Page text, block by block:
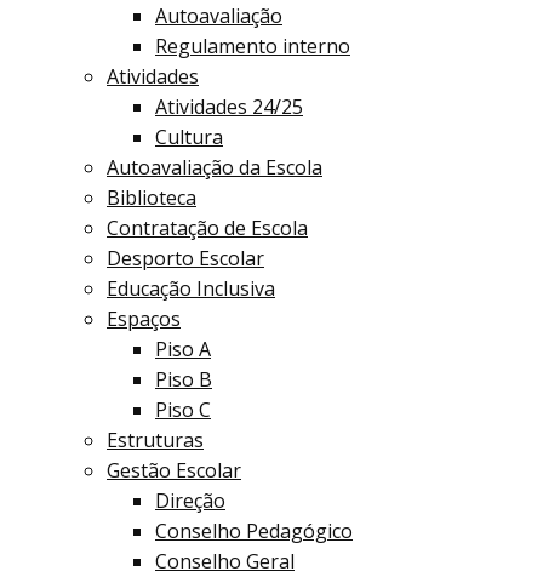
Autoavaliação
Regulamento interno
Atividades
Atividades 24/25
Cultura
Autoavaliação da Escola
Biblioteca
Contratação de Escola
Desporto Escolar
Educação Inclusiva
Espaços
Piso A
Piso B
Piso C
Estruturas
Gestão Escolar
Direção
Conselho Pedagógico
Conselho Geral